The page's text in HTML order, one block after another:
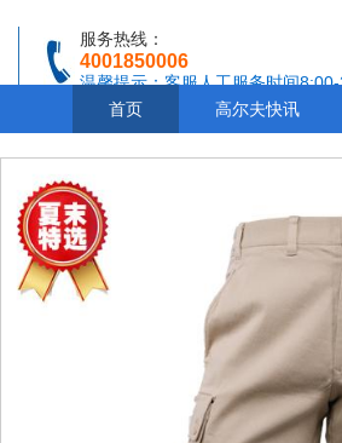
服务热线：
4001850006
温馨提示：客服人工服务时间
首页
高尔夫快讯